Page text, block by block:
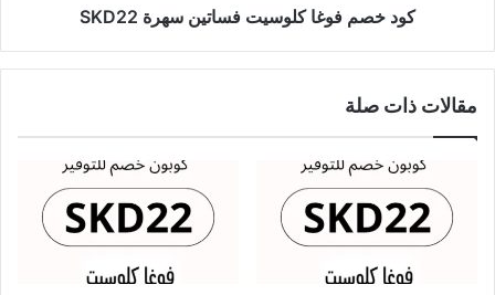
كود خصم فوغا كلوسيت فساتين سهرة SKD22
مقالات ذات صلة